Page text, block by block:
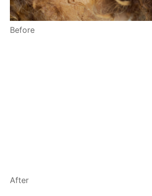
Before
After